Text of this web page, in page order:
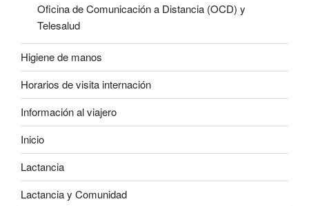
Oficina de Comunicación a Distancia (OCD) y
Telesalud
Higiene de manos
Horarios de visita internación
Información al viajero
Inicio
Lactancia
Lactancia y Comunidad